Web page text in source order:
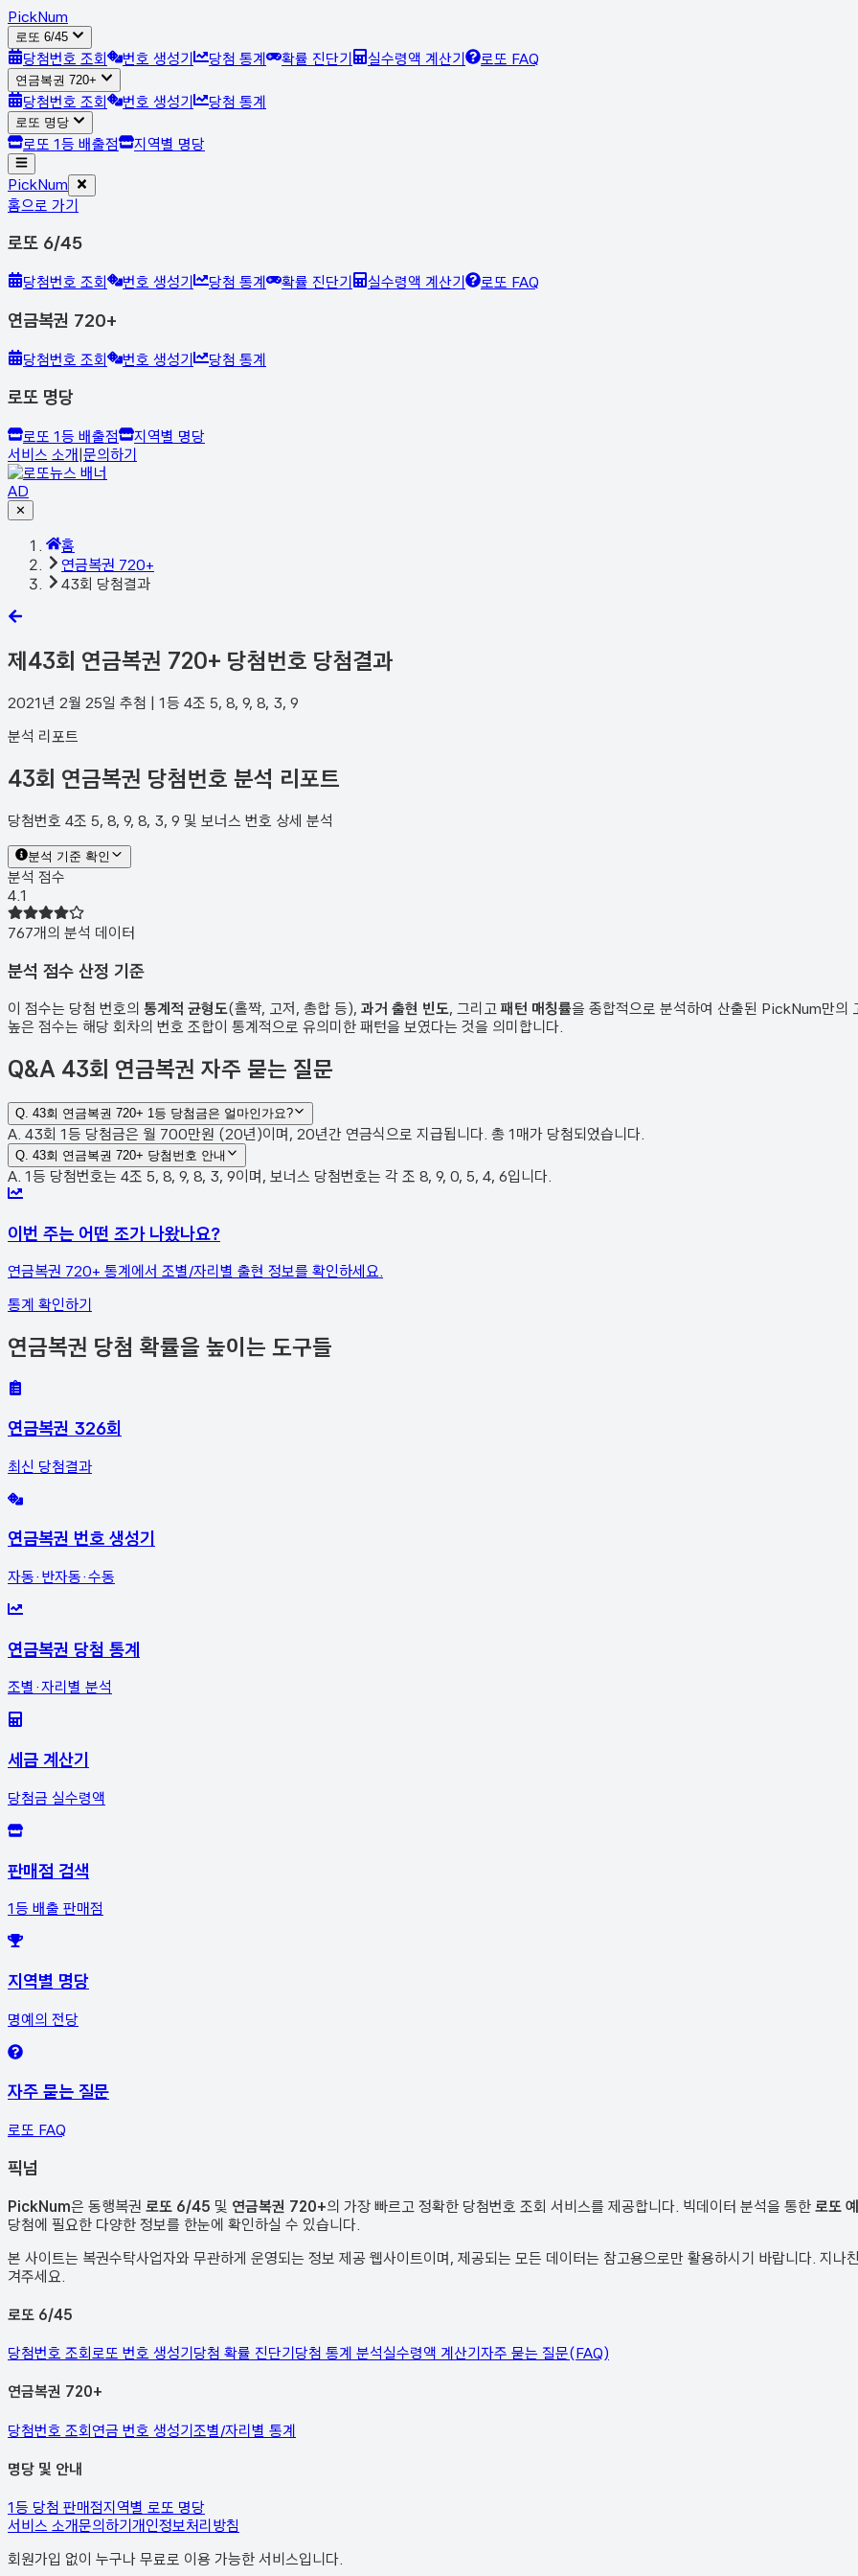
PickNum
로또 6/45
당첨번호 조회 번호 생성기 당첨 통계 확률 진단기 실수령액 계산기 로또 FAQ
연금복권 720+
당첨번호 조회 번호 생성기 당첨 통계
로또 명당
로또 1등 배출점 지역별 명당
PickNum
홈으로 가기
로또 6/45
당첨번호 조회 번호 생성기 당첨 통계 확률 진단기 실수령액 계산기 로또 FAQ
연금복권 720+
당첨번호 조회 번호 생성기 당첨 통계
로또 명당
로또 1등 배출점
지역별 명당
서비스 소개|문의하기
AD
✕
홈
연금복권 720+
43회 당첨결과
제43회 연금복권 720+ 당첨번호 당첨결과
2021년 2월 25일 추첨 | 1등 4조 5, 8, 9, 8, 3, 9
분석 리포트
43회 연금복권 당첨번호 분석 리포트
당첨번호 4조 5, 8, 9, 8, 3, 9 및 보너스 번호 상세 분석
분석 기준 확인
분석 점수
4.1
767개의 분석 데이터
분석 점수 산정 기준
이 점수는 당첨 번호의 통계적 균형도(홀짝, 고저, 총합 등), 과거 출현 빈도, 그리고 패턴 매칭률을 종합적으로 분석하여 산출된 PickNum만의
높은 점수는 해당 회차의 번호 조합이 통계적으로 유의미한 패턴을 보였다는 것을 의미합니다.
Q&A 43회 연금복권 자주 묻는 질문
Q. 43회 연금복권 720+ 1등 당첨금은 얼마인가요?
A. 43회 1등 당첨금은 월 700만원 (20년)이며, 20년간 연금식으로 지급됩니다. 총 1매가 당첨되었습니다.
Q. 43회 연금복권 720+ 당첨번호 안내
A. 1등 당첨번호는 4조 5, 8, 9, 8, 3, 9이며, 보너스 당첨번호는 각 조 8, 9, 0, 5, 4, 6입니다.
이번 주는 어떤 조가 나왔나요?
연금복권 720+ 통계에서 조별/자리별 출현 정보를 확인하세요.
통계 확인하기
연금복권 당첨 확률을 높이는 도구들
연금복권 326회
최신 당첨결과
연금복권 번호 생성기
자동·반자동·수동
연금복권 당첨 통계
조별·자리별 분석
세금 계산기
당첨금 실수령액
판매점 검색
1등 배출 판매점
지역별 명당
명예의 전당
자주 묻는 질문
로또 FAQ
픽넘
PickNum은 동행복권 로또 6/45 및 연금복권 720+의 가장 빠르고 정확한 당첨번호 조회 서비스를 제공합니다. 빅데이터 분석을 통한 로또
당첨에 필요한 다양한 정보를 한눈에 확인하실 수 있습니다.
본 사이트는 복권수탁사업자와 무관하게 운영되는 정보 제공 웹사이트이며, 제공되는 모든 데이터는 참고용으로만 활용하시기 바랍니다. 지
겨주세요.
로또 6/45
당첨번호 조회로또 번호 생성기당첨 확률 진단기당첨 통계 분석실수령액 계산기자주 묻는 질문(FAQ)
연금복권 720+
당첨번호 조회연금 번호 생성기조별/자리별 통계
명당 및 안내
1등 당첨 판매점지역별 로또 명당
서비스 소개문의하기 개인정보처리방침
회원가입 없이 누구나 무료로 이용 가능한 서비스입니다.